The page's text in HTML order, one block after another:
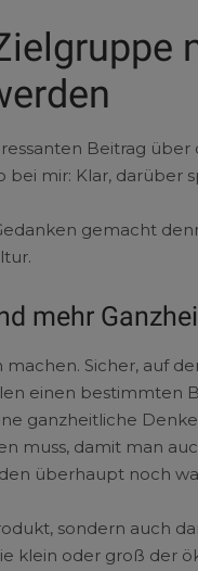
Beitrag
bei mir: Klar, darüber
gemacht
mehr
Sicher, auf
einen
ganzheitliche
muss, damit man
überhaupt noch
sondern auch
klein oder groß der